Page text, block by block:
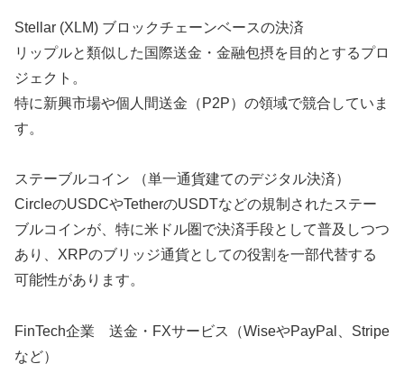
Stellar (XLM) ブロックチェーンベースの決済
リップルと類似した国際送金・金融包摂を目的とするプロ
ジェクト。
特に新興市場や個人間送金（P2P）の領域で競合していま
す。
ステーブルコイン （単一通貨建てのデジタル決済）
CircleのUSDCやTetherのUSDTなどの規制されたステー
ブルコインが、特に米ドル圏で決済手段として普及しつつ
あり、XRPのブリッジ通貨としての役割を一部代替する
可能性があります。
FinTech企業 送金・FXサービス（WiseやPayPal、Stripe
など）